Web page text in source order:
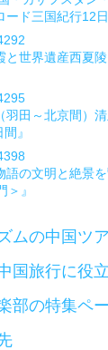
ド三国紀行12日
と世界遺産西夏
羽田～北京間）
』
語の文明と絶景
』
ムの中国ツ
国旅行に役
部の特集ペ